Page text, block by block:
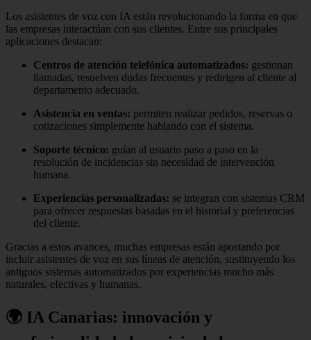
Los asistentes de voz con IA están revolucionando la forma en que
las empresas interactúan con sus clientes. Entre sus principales
aplicaciones destacan:
Centros de atención telefónica automatizados: gestionan
llamadas, resuelven dudas frecuentes y redirigen al cliente al
departamento adecuado.
Asistencia en ventas: permiten realizar pedidos, reservas o
cotizaciones simplemente hablando con el sistema.
Soporte técnico: guían al usuario paso a paso en la
resolución de incidencias sin necesidad de intervención
humana.
Experiencias personalizadas: se integran con sistemas CRM
para ofrecer respuestas basadas en el historial y preferencias
del cliente.
Gracias a estos avances, muchas empresas están apostando por
incluir asistentes de voz en sus líneas de atención, sustituyendo los
antiguos sistemas automatizados por experiencias mucho más
naturales, efectivas y humanas.
🌍 IA Canarias: innovación y